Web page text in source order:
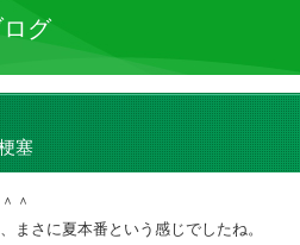
グ
塞
＾
まさに夏本番という感じでしたね。